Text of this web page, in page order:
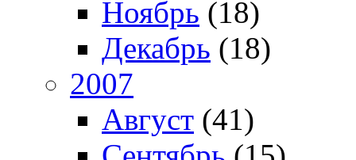
Ноябрь (18)
Декабрь (18)
2007
Август (41)